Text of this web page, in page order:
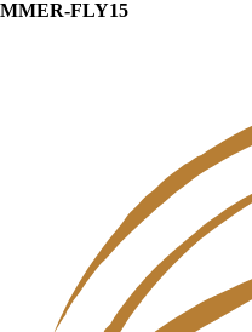
FLY15